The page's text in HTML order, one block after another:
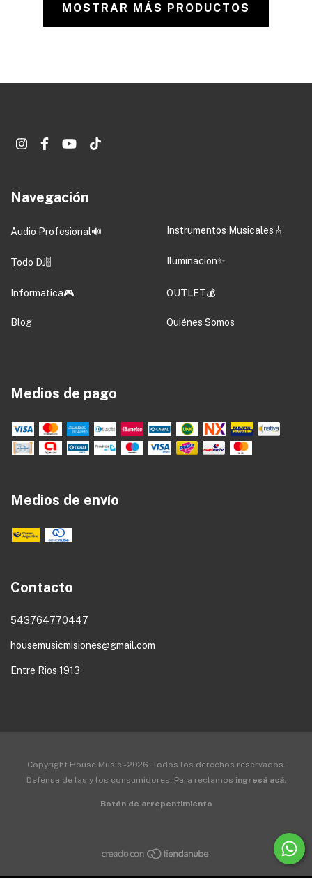
MOSTRAR MÁS PRODUCTOS
Navegación
Audio Profesional🔊 Instrumentos Musicales🎸
Todo DJ🎚️ Iluminacion✨
Informatica🎮 OUTLET💰
Blog Quiénes Somos
Medios de pago
Medios de envío
Contacto
543764770447
housemusicmisiones@gmail.com
Entre Rios 1913
Copyright House Music - 2026. Todos los derechos reservados.
Defensa de las y los consumidores. Para reclamos ingresá acá.
Botón de arrepentimiento